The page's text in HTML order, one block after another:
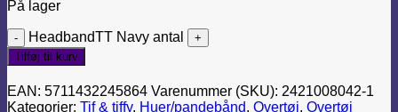
På lager
HeadbandTT Navy antal
Tilføj til kurv
EAN: 5711432245864 Varenummer (SKU): 2421008042-1
Kategorier: Tif & tiffy, Huer/pandebånd, Overtøj, Overtøj